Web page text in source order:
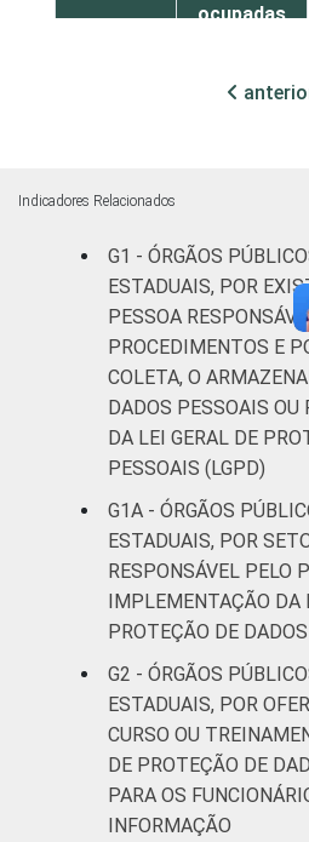
ocupadas
mais
declarado
Fonte: CGI.br/NIC.br,
Estudos para o
Sociedade da
Pesquisa sobre o uso
informação e
brasileiro – TIC
Indicadores Relacionados
G1 - ÓRGÃOS
ESTADUAIS, POR
PESSOA
PROCEDIMENTOS E
COLETA, O
DADOS PESSOAIS
DA LEI GERAL DE
PESSOAIS (LGPD)
G1A - ÓRGÃOS
ESTADUAIS, POR
RESPONSÁVEL PELO
IMPLEMENTAÇÃO DA
PROTEÇÃO DE
G2 - ÓRGÃOS
ESTADUAIS, POR
CURSO OU
DE PROTEÇÃO DE
PARA OS
INFORMAÇÃO